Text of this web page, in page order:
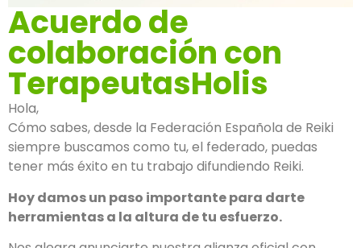
Acuerdo de
colaboración con
TerapeutasHolis
Hola,
Cómo sabes, desde la Federación Española de Reiki
siempre buscamos como tu, el federado, puedas
tener más éxito en tu trabajo difundiendo Reiki.
Hoy damos un paso importante para darte
herramientas a la altura de tu esfuerzo.